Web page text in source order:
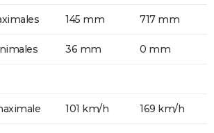
145 mm 717 mm
36 mm 0 mm
101 km/h 169 km/h